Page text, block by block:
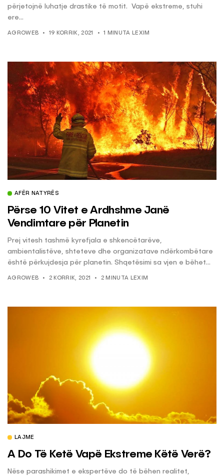
përjetojnë luhatje drastike të motit. Vapë ekstreme, stuhi
ere...
AGROWEB 19 KORRIK, 2021 1 MINUTA LEXIM
AFËR NATYRËS
Përse 10 Vitet e Ardhshme Janë
Vendimtare për Planetin
Prej vitesh tashmë kyrefjala e shkencëtarëve,
ambientalistëve, shteteve dhe organizatave ndërkombëtare
është përkujdesja për planetin. Shqetësimi sa vjen e bëhet...
AGROWEB 2 KORRIK, 2021 2 MINUTA LEXIM
LAJME
A Do Të Ketë Vapë Ekstreme Këtë Verë?
Nëse parashikimet e ekspertëve do të bëhen realitet,